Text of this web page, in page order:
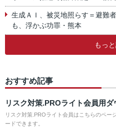
生成ＡＩ、被災地照らす＝避難
も、浮かぶ功罪・熊本
もっ
おすすめ記事
リスク対策.PROライト会員用
リスク対策.PROライト会員はこちらのペー
ードできます。